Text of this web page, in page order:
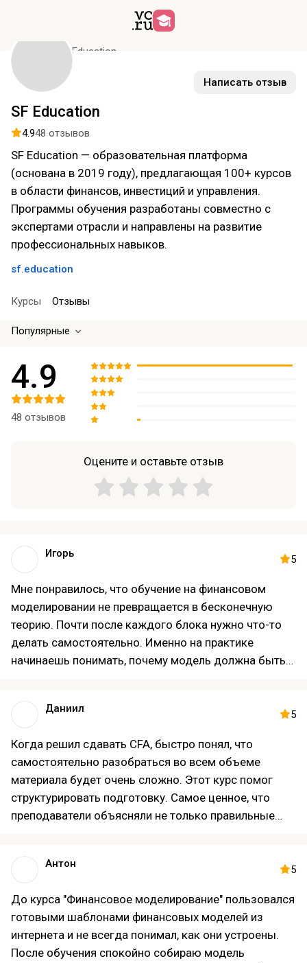
Курсы SF Education
Написать отзыв
SF Education
4.948 отзывов
SF Education — образовательная платформа
(основана в 2019 году), предлагающая 100+ курсов
в области финансов, инвестиций и управления.
Программы обучения разработаны совместно с
экспертами отрасли и направлены на развитие
профессиональных навыков.
sf.education
Курсы Отзывы
Популярные
4.9
48 отзывов
Оцените и оставьте отзыв
Игорь 5
Мне понравилось, что обучение на финансовом
моделировании не превращается в бесконечную
теорию. Почти после каждого блока нужно что-то
делать самостоятельно. Именно на практике
начинаешь понимать, почему модель должна быть
несколько раз, но сейчас понимаю, что именно это и
дало результат. Уже использую полученные знания
в своей работе.
Даниил 5
Когда решил сдавать CFA, быстро понял, что
самостоятельно разобраться во всем объеме
материала будет очень сложно. Этот курс помог
структурировать подготовку. Самое ценное, что
преподаватели объясняли не только правильные
намного понятнее. Учиться приходилось
практически каждый вечер после работы, но без
дисциплины здесь и не получится. Экзамен в итоге
сдал с первого раза.
Антон 5
До курса "Финансовое моделирование" пользовался
готовыми шаблонами финансовых моделей из
интернета и не всегда понимал, как они устроены.
После обучения спокойно собираю модель